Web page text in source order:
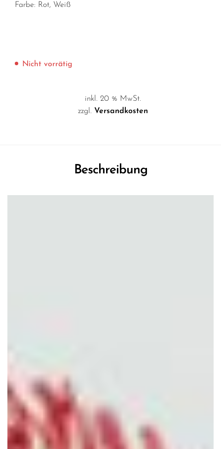
Farbe: Rot, Weiß
Nicht vorrätig
inkl. 20 % MwSt.
zzgl. Versandkosten
Beschreibung